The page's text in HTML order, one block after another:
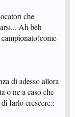
che
Ah beh
di adesso allora
o nc a caso che
farlo crescere.: